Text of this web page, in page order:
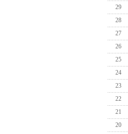
29
28
27
26
25
24
23
22
21
20